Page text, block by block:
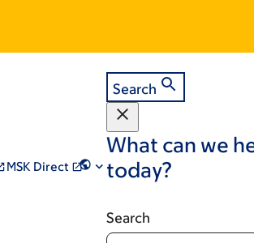
MSK Direct
Search
What can we
today?
Search